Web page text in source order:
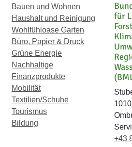
Bauen und Wohnen
Haushalt und Reinigung
Wohlfühloase Garten
Büro, Papier & Druck
Grüne Energie
Nachhaltige
Finanzprodukte
Mobilität
Textilien/Schuhe
Tourismus
Bildung
für
+43